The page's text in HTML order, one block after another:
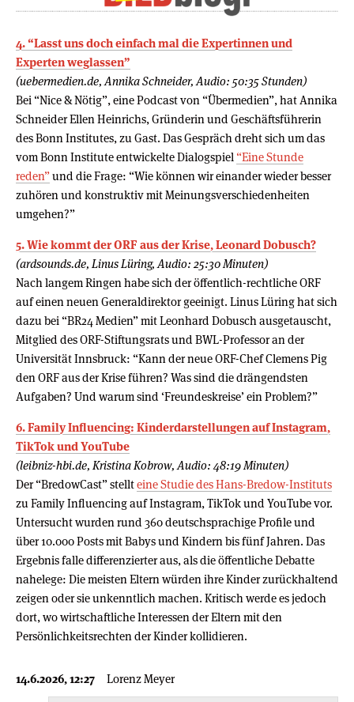
4. “Lasst uns doch einfach mal die Expertinnen und
Experten weglassen”
(uebermedien.de, Annika Schneider, Audio: 50:35 Stunden)
Bei “Nice & Nötig”, eine Podcast von “Übermedien”, hat Annika
Schneider Ellen Heinrichs, Gründerin und Geschäftsführerin
des Bonn Institutes, zu Gast. Das Gespräch dreht sich um das
vom Bonn Institute entwickelte Dialogspiel “Eine Stunde
reden”und die Frage: “Wie können wir einander wieder besser
zuhören und konstruktiv mit Meinungsverschiedenheiten
umgehen?”
5. Wie kommt der ORF aus der Krise, Leonard Dobusch?
(ardsounds.de, Linus Lüring, Audio: 25:30 Minuten)
Nach langem Ringen habe sich der öffentlich-rechtliche ORF
auf einen neuen Generaldirektor geeinigt. Linus Lüring hat sich
dazu bei “BR24 Medien” mit Leonhard Dobusch ausgetauscht,
Mitglied des ORF-Stiftungsrats und BWL-Professor an der
Universität Innsbruck: “Kann der neue ORF-Chef Clemens Pig
den ORF aus der Krise führen? Was sind die drängendsten
Aufgaben? Und warum sind ‘Freundeskreise’ ein Problem?”
6. Family Influencing: Kinderdarstellungen auf Instagram,
TikTok und YouTube
(leibniz-hbi.de, Kristina Kobrow, Audio: 48:19 Minuten)
Der “BredowCast” stellteine Studie des Hans-Bredow-Instituts
zu Family Influencing auf Instagram, TikTok und YouTube vor.
Untersucht wurden rund 360 deutschsprachige Profile und
über 10.000 Posts mit Babys und Kindern bis fünf Jahren. Das
Ergebnis falle differenzierter aus, als die öffentliche Debatte
nahelege: Die meisten Eltern würden ihre Kinder zurückhaltend
zeigen oder sie unkenntlich machen. Kritisch werde es jedoch
dort, wo wirtschaftliche Interessen der Eltern mit den
Persönlichkeitsrechten der Kinder kollidieren.
14.6.2026, 12:27 Lorenz Meyer